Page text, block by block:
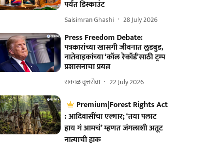
पर्यंत डिस्काउंट
Saisimran Ghashi 28 July 2026
Press Freedom Debate:
पत्रकारांच्या खासगी जीवनात लुडबुड,
नातेवाइकांच्या ‘कॉल रेकॉर्ड’साठी ट्रम्प
प्रशासनाचा प्रयत्न
सकाळ वृत्तसेवा 22 July 2026
Premium|Forest Rights Act
: आदिवासींचा एल्गार; ‘तया पलाट
हाय गं आमचं’ म्हणत जंगलाशी अतूट
नात्याची हाक